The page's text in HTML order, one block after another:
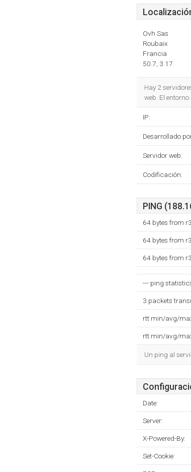
Ovh Sas
Roubaix
Francia
50.7, 3.17
Hay 2
web. El
IP:
Desarrollado
Servidor web:
Codificación:
PING
64 bytes from
64 bytes from
64 bytes from
--- ping
3 packets
rtt min/avg/
rtt min/avg/
Un ping al
Date:
Server:
X-Powered-By:
Set-Cookie: